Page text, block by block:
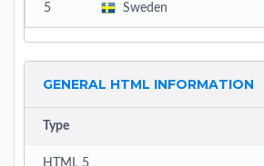
5 Sweden
GENERAL HTML INFORMATION
Type
HTML 5